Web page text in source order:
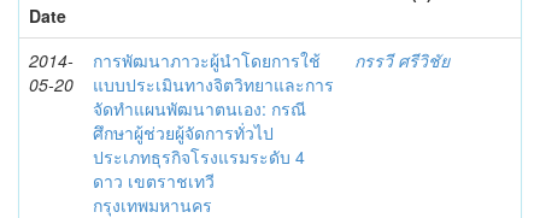
Date
2014-
05-20
การพัฒนาภาวะผู้นำโดยการใช้
แบบประเมินทางจิตวิทยาและการ
จัดทำแผนพัฒนาตนเอง: กรณี
ศึกษาผู้ช่วยผู้จัดการทั่วไป
ประเภทธุรกิจโรงแรมระดับ 4
ดาว เขตราชเทวี
กรุงเทพมหานคร
กรรวี ศรีวิชัย